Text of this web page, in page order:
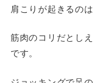
肩こりが起きるの
筋肉のコリだとし
です。